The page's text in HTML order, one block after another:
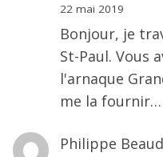
22 mai 2019
Bonjour, je
St-Paul. Vous
l'arnaque
me la fournir…
Philippe